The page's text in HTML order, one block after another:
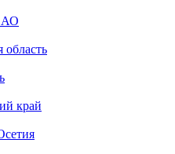
АО
край